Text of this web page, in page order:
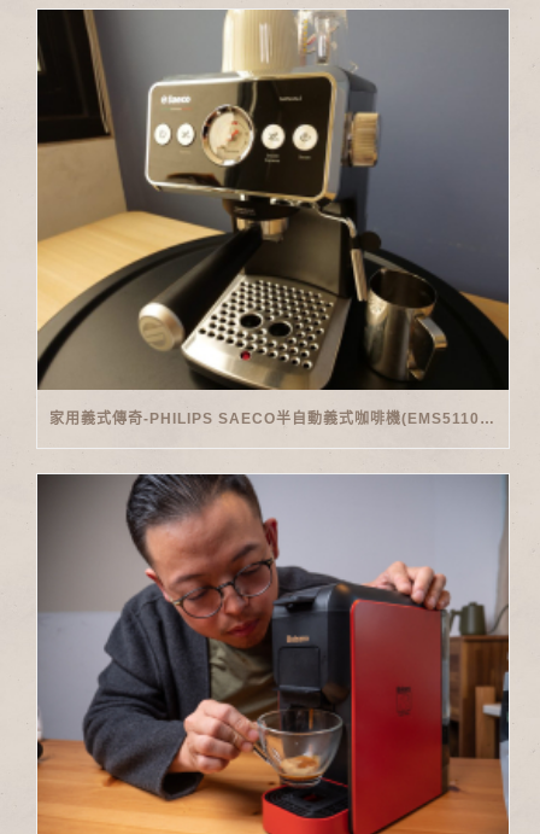
家用義式傳奇-PHILIPS SAECO半自動義式咖啡機(EMS5110)開箱